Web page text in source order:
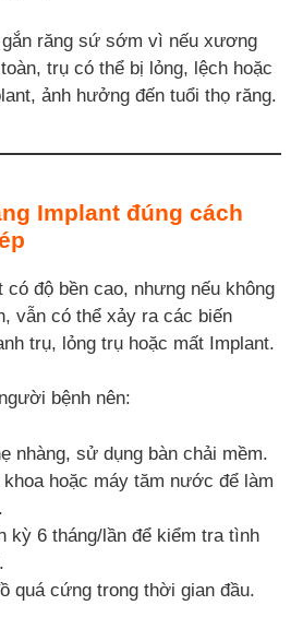
gắn răng sứ sớm vì nếu xương
trụ có thể bị lỏng, lệch hoặc
ảnh hưởng đến tuổi thọ răng.
Implant đúng cách
có độ bền cao, nhưng nếu không
vẫn có thể xảy ra các biến
trụ, lỏng trụ hoặc mất Implant.
bệnh nên:
nhàng, sử dụng bàn chải mềm.
khoa hoặc máy tăm nước để làm
kỳ 6 tháng/lần để kiểm tra tình
quá cứng trong thời gian đầu.